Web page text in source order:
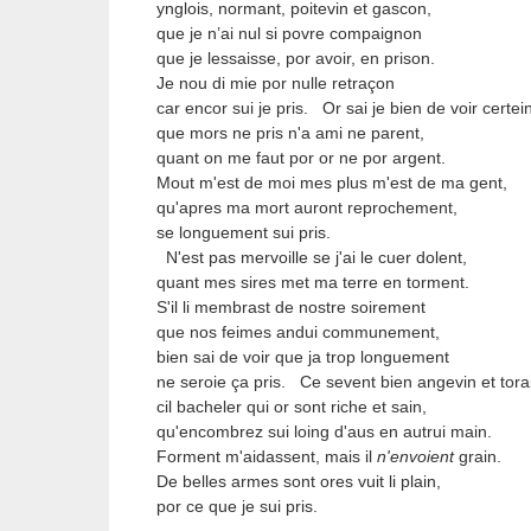
ynglois, normant, poitevin et gascon,
que je n’ai nul si povre compaignon
que je lessaisse, por avoir, en prison.
Je nou di mie por nulle retraçon
car encor sui je pris.
Or sai je bien de voir
que mors ne pris n'a ami ne parent,
quant on me faut por or ne por argent.
Mout m'est de moi mes plus m'est de ma gent,
qu'apres ma mort auront reprochement,
se longuement sui pris.
N'est pas mervoille se j'ai le cuer dolent,
quant mes sires met ma terre en torment.
S'il li membrast de nostre soirement
que nos feimes andui communement,
bien sai de voir que ja trop longuement
ne seroie ça pris.
Ce sevent bien angevin et
cil bacheler qui or sont riche et sain,
qu'encombrez sui loing d'aus en autrui main.
Forment m'aidassent, mais il n'envoientgrain.
De belles armes sont ores vuit li plain,
por ce que je sui pris.